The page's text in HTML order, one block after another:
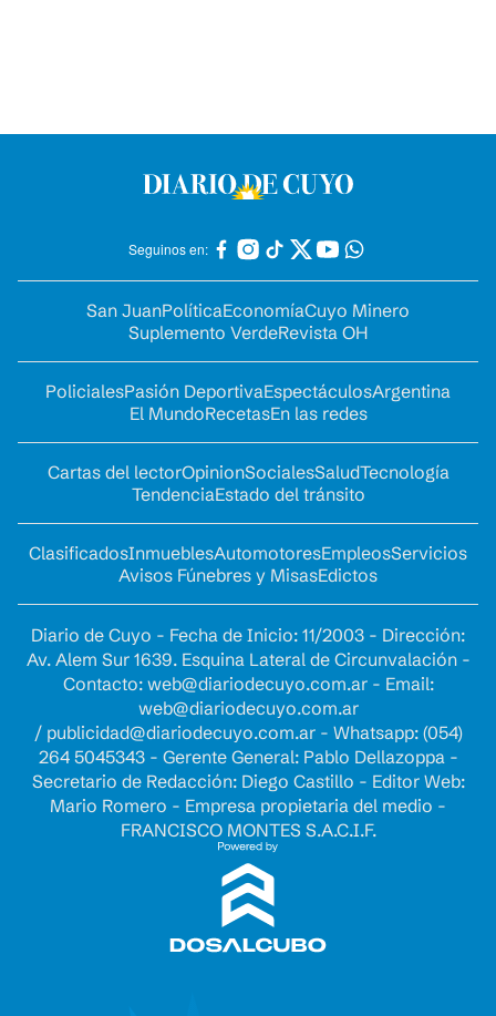
Seguinos en:
San JuanPolíticaEconomíaCuyo Minero
Suplemento VerdeRevista OH
PolicialesPasión DeportivaEspectáculosArgentina
El MundoRecetasEn las redes
Cartas del lectorOpinionSocialesSaludTecnología
TendenciaEstado del tránsito
ClasificadosInmueblesAutomotoresEmpleosServicios
Avisos Fúnebres y MisasEdictos
Diario de Cuyo - Fecha de Inicio: 11/2003 - Dirección:
Av. Alem Sur 1639. Esquina Lateral de Circunvalación -
Contacto: web@diariodecuyo.com.ar- Email:
web@diariodecuyo.com.ar
/ publicidad@diariodecuyo.com.ar- Whatsapp: (054)
264 5045343 - Gerente General: Pablo Dellazoppa -
Secretario de Redacción: Diego Castillo - Editor Web:
Mario Romero - Empresa propietaria del medio -
FRANCISCO MONTES S.A.C.I.F.